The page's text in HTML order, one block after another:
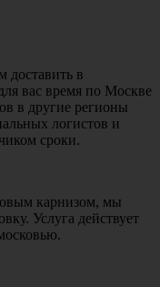
в
вас время по Москве
в другие регионы
логистов и
сроки.
карнизом, мы
Услуга действует